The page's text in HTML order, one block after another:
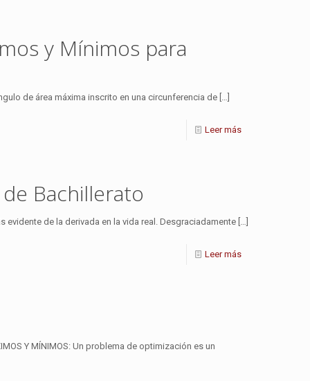
y Mínimos para
de área máxima inscrito en una circunferencia de […]
Leer más
Bachillerato
evidente de la derivada en la vida real. Desgraciadamente […]
Leer más
Y MÍNIMOS: Un problema de optimización es un